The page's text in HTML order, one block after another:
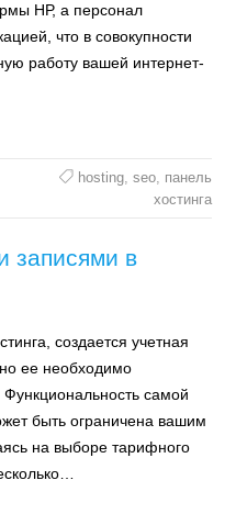
НР, а персонал
что в совокупности
работу вашей интернет-
hosting, seo, панель
хостинга
записями в
создается учетная
ее необходимо
Функциональность самой
быть ограничена вашим
на выборе тарифного